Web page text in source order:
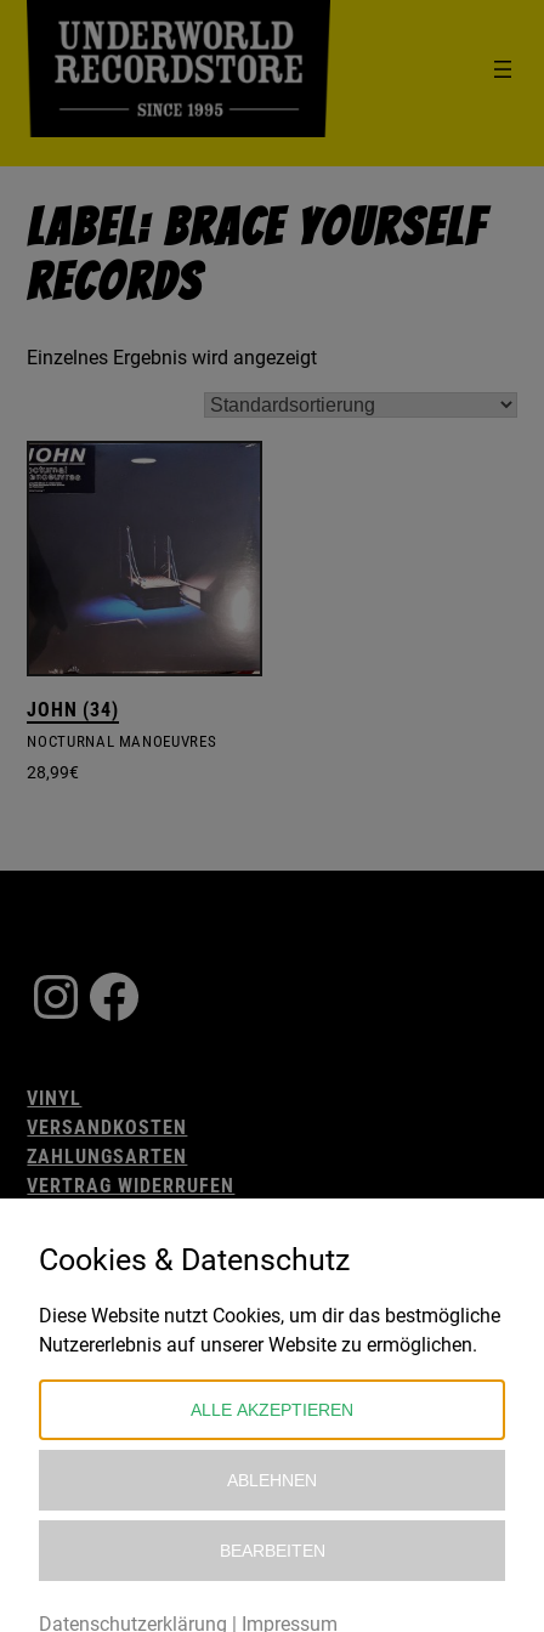
Label: Brace Yourself
Records
Einzelnes Ergebnis wird angezeigt
JOHN (34)
NOCTURNAL MANOEUVRES
28,99€
Instagram
Facebook
VINYL
VERSANDKOSTEN
ZAHLUNGSARTEN
VERTRAG WIDERRUFEN
WIDERRUFSBELEHRUNG
IMPRESSUM
Gefördert durch:
Cookies & Datenschutz
Diese Website nutzt Cookies, um dir das bestmögliche
Nutzererlebnis auf unserer Website zu ermöglichen.
ALLE AKZEPTIEREN
ABLEHNEN
BEARBEITEN
Datenschutzerklärung | Impressum